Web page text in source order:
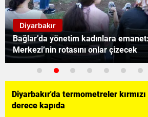
Diyarbakır
Diyarbakır'da kuraklığa karşı dev
hayat buluyor
Diyarbakır'da termometreler
derece kapıda